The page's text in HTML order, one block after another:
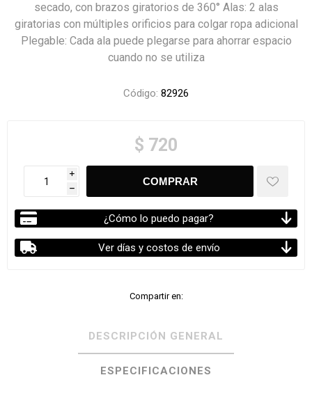
secado, con brazos giratorios de 360° Alas: 2 alas
giratorias con múltiples orificios para colgar ropa adicional
Plegable: Cada ala puede plegarse para ahorrar espacio
cuando no se utiliza
Código: 82926
$ 720
i
h
¿Cómo lo puedo pagar?
Ver días y costos de envío
Compartir en:
DESCRIPCIÓN GENERAL
ESPECIFICACIONES